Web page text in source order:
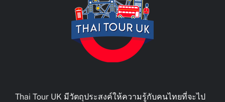
Thai Tour UK มีวัตถุประสงค์ให้ความรู้กับคนไทยที่จะไป